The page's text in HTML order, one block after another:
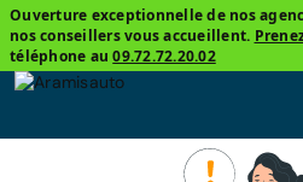
Ouverture exceptionnelle de nos
nos conseillers vous accueillent.
téléphone au09.72.72.20.02